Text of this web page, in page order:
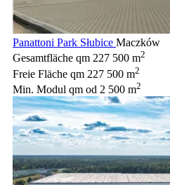
Panattoni Park Słubice Maczków
Gesamtfläche qm 227 500 m2
Freie Fläche qm 227 500 m2
Min. Modul qm od 2 500 m2